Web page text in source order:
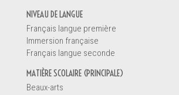
NIVEAU DE LANGUE
Français langue première
Immersion française
Français langue seconde
MATIÈRE SCOLAIRE (PRINCIPALE)
Beaux-arts